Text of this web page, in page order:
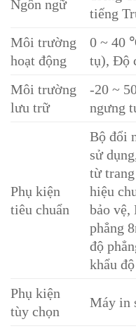
Ngôn ngữ
tiếng
Môi trường
hoạt động
0 ~ 40
tụ), Độ
Môi trường
lưu trữ
-20 ~
ngưng
Phụ kiện
tiêu chuẩn
Bộ đổi
sử
từ
hiệu
bảo vệ,
phẳng
độ
khẩu
Phụ kiện
tùy chọn
Máy in